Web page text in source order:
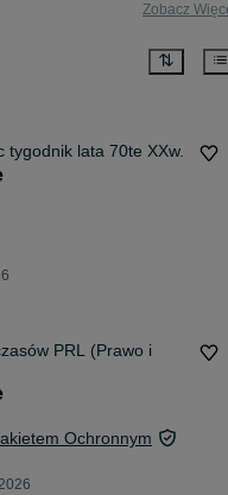
Zobacz
tygodnik lata 70te XXw.
PRL (Prawo i
Ochronnym